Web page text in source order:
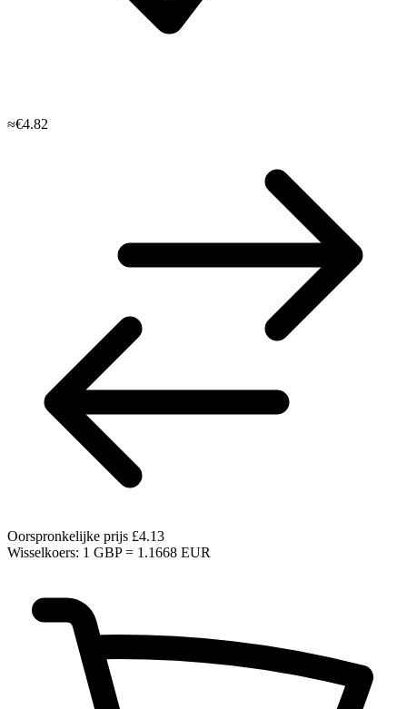
≈€4.82
Oorspronkelijke prijs £4.13
Wisselkoers: 1 GBP = 1.1668 EUR